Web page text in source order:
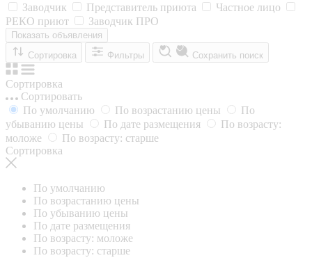
Заводчик
Представитель приюта
Частное лицо
РЕКО приют
Заводчик ПРО
Показать объявления
Сортировка
Фильтры Сохранить поиск
Сортировка
Сортировать
По умолчанию
По возрастанию цены
По
убыванию цены
По дате размещения
По возрасту:
моложе
По возрасту: старше
Сортировка
По умолчанию
По возрастанию цены
По убыванию цены
По дате размещения
По возрасту: моложе
По возрасту: старше